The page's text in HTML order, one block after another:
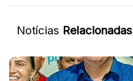
Notícias Relacionadas